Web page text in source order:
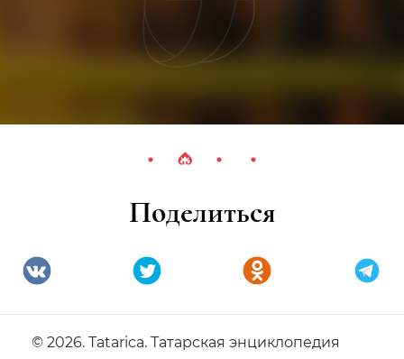
Поделиться
© 2026. Tatarica. Татарская энциклопедия